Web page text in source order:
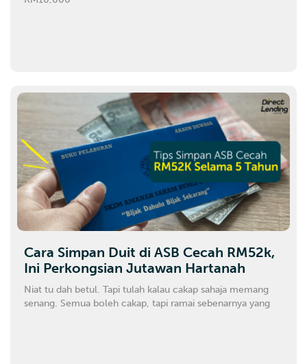
Cara Simpan Duit di ASB Cecah RM52k,
Ini Perkongsian Jutawan Hartanah
Niat tu dah betul. Tapi tulah kalau cakap sahaja memang
senang. Semua boleh cakap, tapi ramai sebenarnya yang